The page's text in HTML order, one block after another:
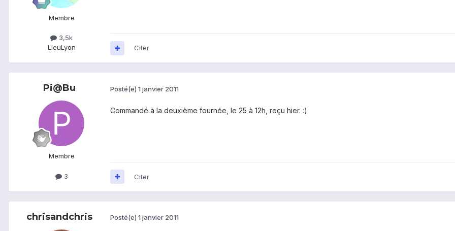
Membre
3,5k
LieuLyon Citer
Pi@Bu
Membre
3
Posté(e) 1 janvier 2011
Commandé à la deuxième fournée, le 25 à 12h, reçu hier. :)
Citer
chrisandchris Posté(e) 1 janvier 2011